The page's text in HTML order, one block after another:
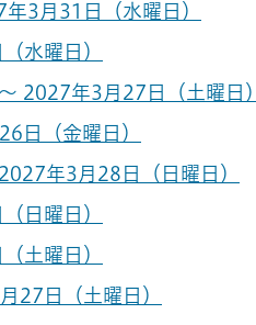
3月31日（水曜日）
水曜日）
年3月27日（土曜日）
日（金曜日）
年3月28日（日曜日）
日曜日）
土曜日）
27日（土曜日）